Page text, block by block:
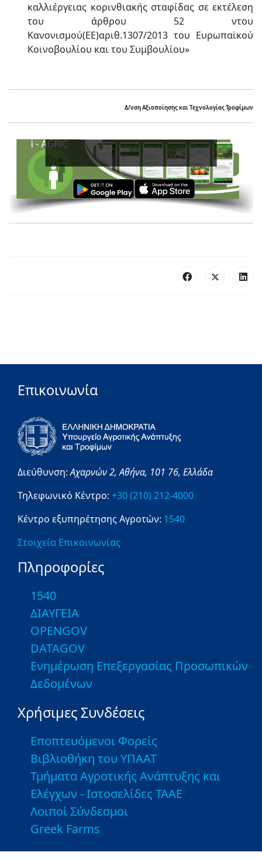
καλλιέργειας κορινθιακής σταφίδας σε εκτέλεση
του άρθρου 52 ντου
Κανονισμού(ΕΕ)αριθ.1307/2013 του Ευρωπαϊκού
Κοινοβουλίου και του Συμβουλίου»
Δ/νση Αξιοποίησης και Τεχνολογίας Τροφίμων
Επικοινωνία
Διεύθυνση:Αχαρνών 2,Αθήνα, 101 76, Ελλάδα
Τηλεφωνικό Κέντρο: +30 (210) 212-4000
Κέντρο εξυπηρέτησης Αγροτών: 1540
Στοιχεία Επικοινωνίας
Πληροφορίες
1540
ΔΙΑΥΓΕΙΑ
OPENGOV
DATAGOV
Ενημέρωση Επεξεργασίας Προσωπικών
Δεδομένων
Χρήσιμες Συνδέσεις
Εποπτευόμενοι Φορείς
Βιβλιοθήκη του ΥΠΑΑΤ
Τμήματα Αγροτικής Ανάπτυξης και
Ελέγχων - Ιστοσελίδες ΤΑΑΕ
Λοιποί Σύνδεσμοι
Greek Farms